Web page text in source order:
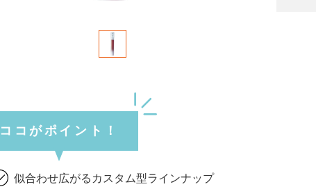
ココがポイント！
似合わせ広がるカスタム型ラインナップ